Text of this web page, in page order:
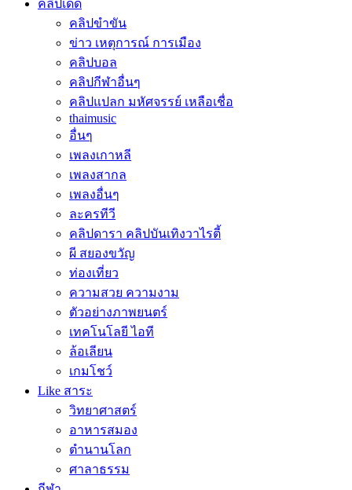
คลิปเด็ด
คลิปขำขัน
ข่าว เหตุการณ์ การเมือง
คลิปบอล
คลิปกีฬาอื่นๆ
คลิปแปลก มหัศจรรย์ เหลือเชื่อ
thaimusic
อื่นๆ
เพลงเกาหลี
เพลงสากล
เพลงอื่นๆ
ละครทีวี
คลิปดารา คลิปบันเทิงวาไรตี้
ผี สยองขวัญ
ท่องเที่ยว
ความสวย ความงาม
ตัวอย่างภาพยนตร์
เทคโนโลยี ไอที
ล้อเลียน
เกมโชว์
Like สาระ
วิทยาศาสตร์
อาหารสมอง
ตำนานโลก
ศาลาธรรม